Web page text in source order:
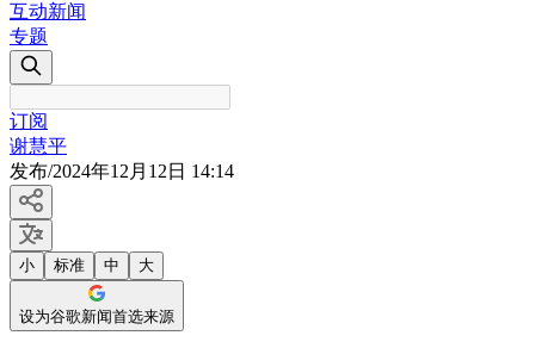
互动新闻
专题
订阅
谢慧平
发布/2024年12月12日 14:14
小 标准 中 大
设为谷歌新闻首选来源